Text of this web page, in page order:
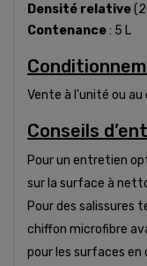
Densité relative
Contenance: 5 L
Vente à l'unité ou au
Conseils
Pour un entretien
sur la surface à
Pour des salissures
chiffon microfibre
pour les surfaces